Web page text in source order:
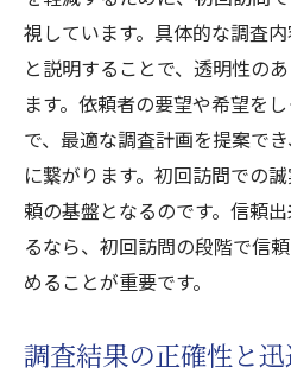
視しています。具体的な調査
と説明することで、透明性の
ます。依頼者の要望や希望を
で、最適な調査計画を提案で
に繋がります。初回訪問での
頼の基盤となるのです。信頼
るなら、初回訪問の段階で信
めることが重要です。
調査結果の正確性と